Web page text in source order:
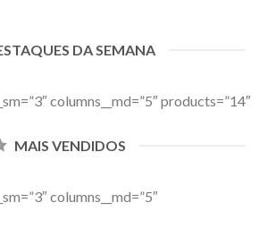
DA SEMANA
columns__md=”5″ products=”14″
MAIS VENDIDOS
columns__md=”5″